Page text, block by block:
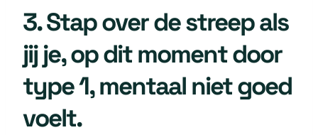
3. Stap over de streep als
jij je, op dit moment door
type 1, mentaal niet goed
voelt.